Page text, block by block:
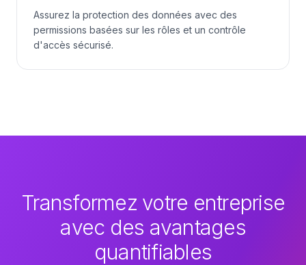
Assurez la protection des données avec des
permissions basées sur les rôles et un contrôle
d'accès sécurisé.
Transformez votre entreprise
avec des avantages
quantifiables